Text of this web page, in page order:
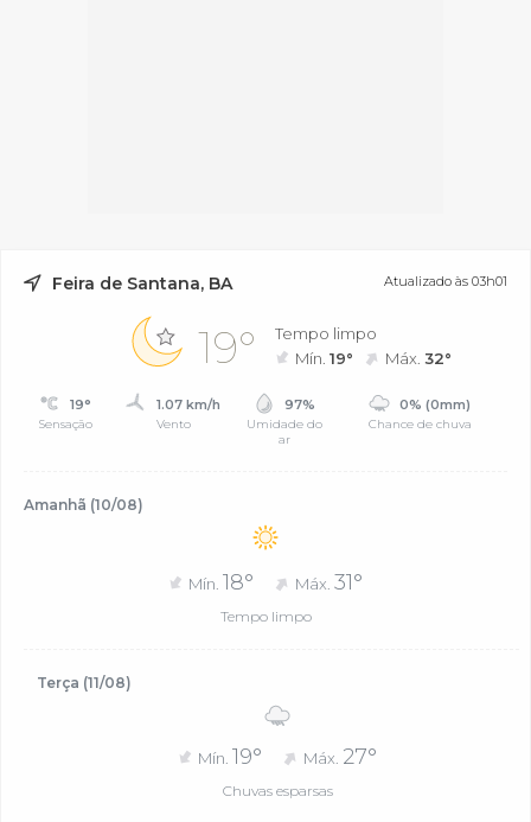
Feira de Santana, BA Atualizado às 03h01
19°
Tempo limpo
Mín.19° Máx.32°
19°
Sensação
1.07 km/h
Vento
97%
Umidade do
ar
0% (0mm)
Chance de chuva
Amanhã (10/08)
Mín. 18° Máx. 31°
Tempo limpo
Terça (11/08)
Mín. 19° Máx. 27°
Chuvas esparsas